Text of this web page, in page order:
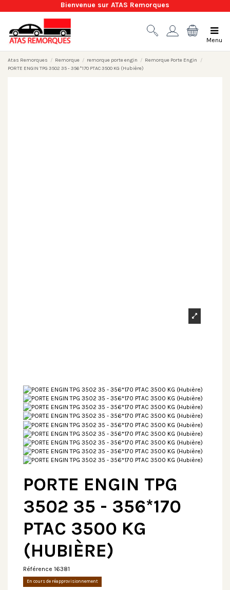
Bienvenue sur ATAS Remorques
Menu
Atas Remorques Remorque remorque porte engin
Remorque Porte Engin
PORTE ENGIN TPG 3502 35 - 356*170 PTAC 3500 KG (Hubière)
PORTE ENGIN TPG
3502 35 - 356*170
PTAC 3500 KG
(HUBIÈRE)
Référence 16381
En cours de réapprovisionnement